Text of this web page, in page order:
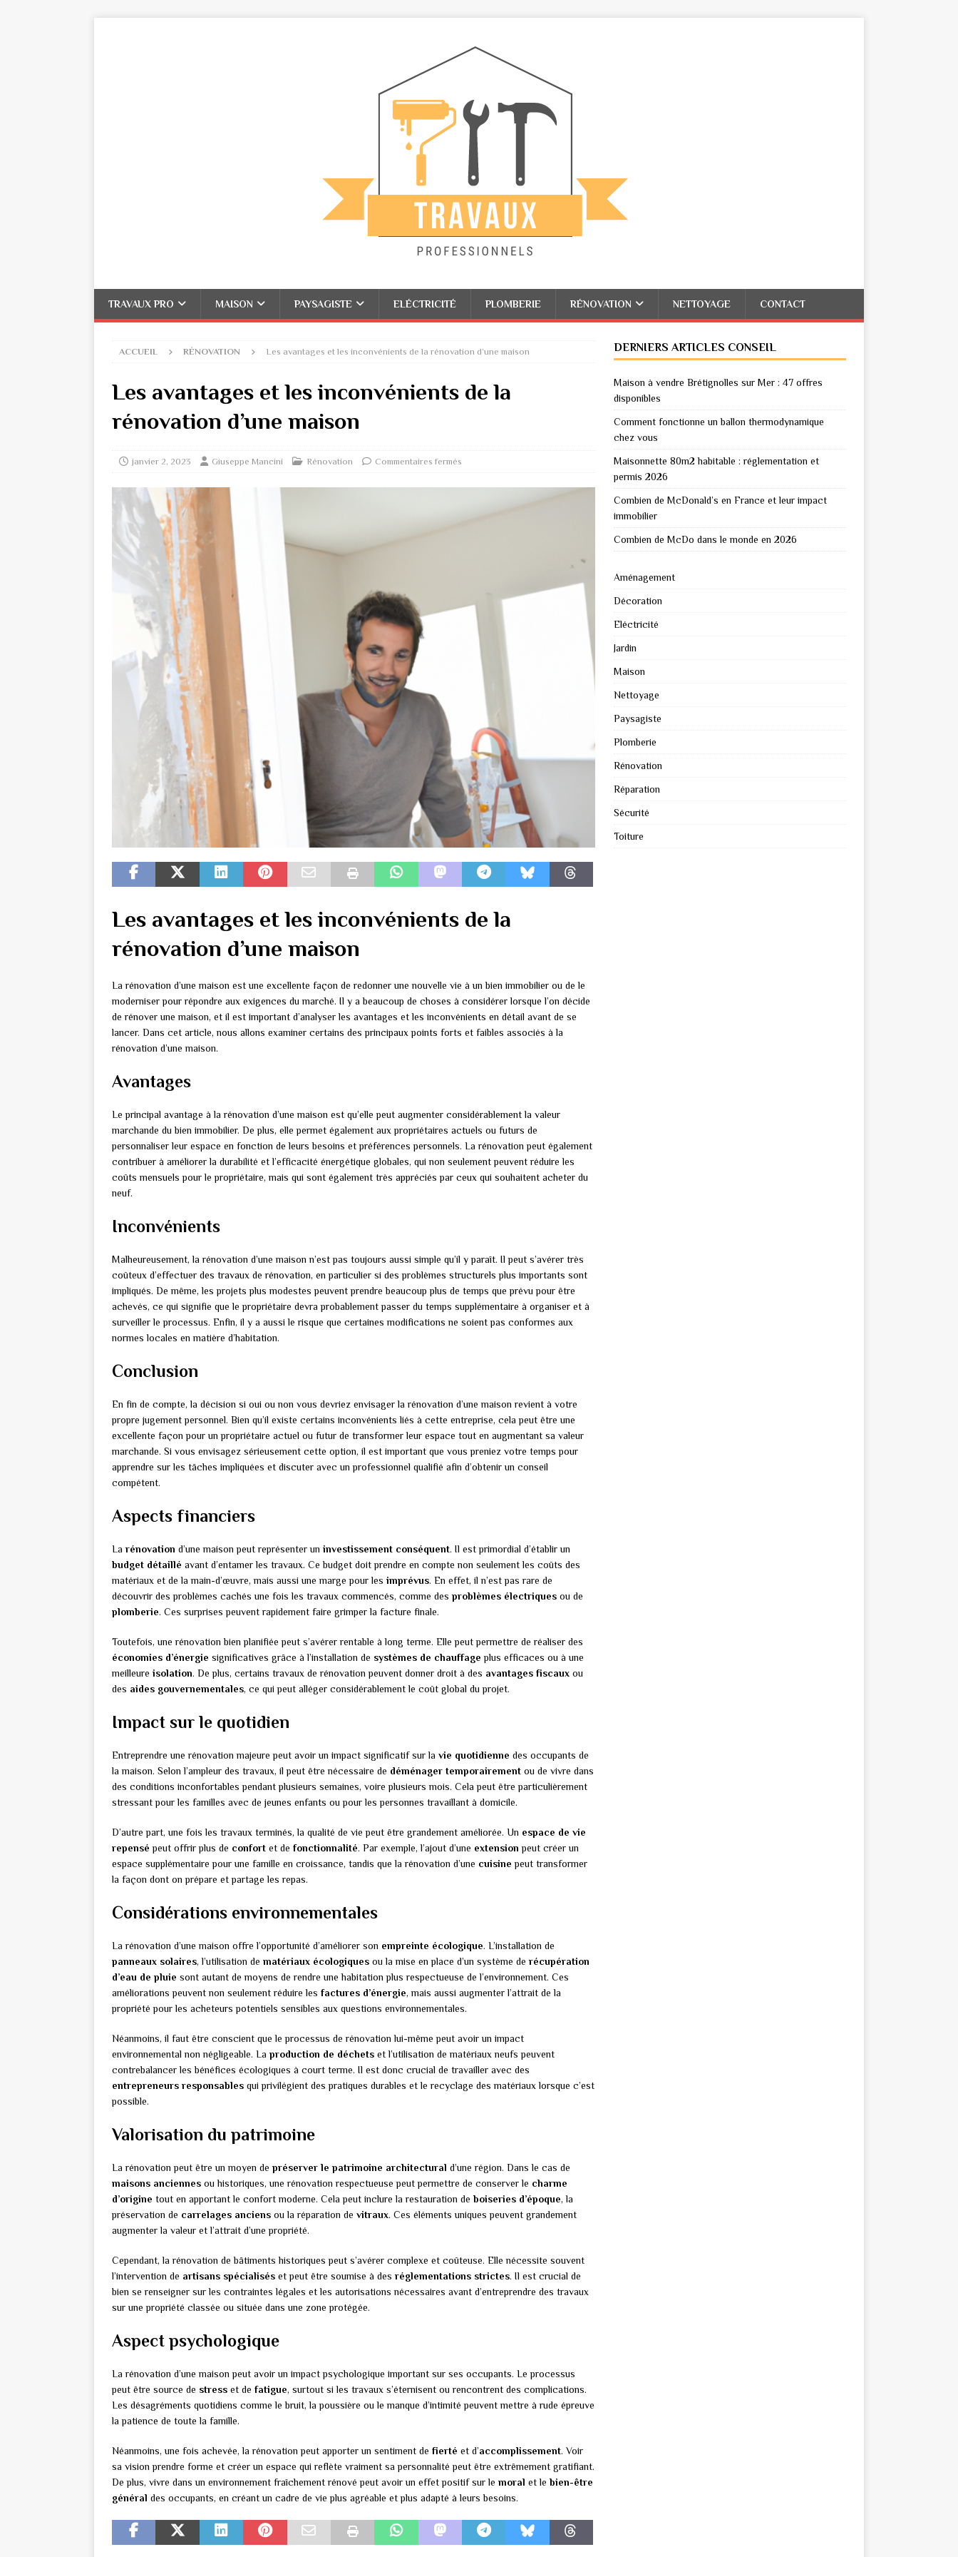
TRAVAUX PRO MAISON PAYSAGISTE ELÉCTRICITÉ PLOMBERIE RÉNOVATION NETTOYAGE CONTACT
ACCUEIL RÉNOVATION Les avantages et les inconvénients de la rénovation d’une maison
Les avantages et les inconvénients de la
rénovation d’une maison
janvier 2, 2023 Giuseppe Mancini Rénovation Commentaires fermés
Les avantages et les inconvénients de la
rénovation d’une maison
La rénovation d’une maison est une excellente façon de redonner une nouvelle vie à un bien immobilier ou de le
moderniser pour répondre aux exigences du marché. Il y a beaucoup de choses à considérer lorsque l’on décide
de rénover une maison, et il est important d’analyser les avantages et les inconvénients en détail avant de se
lancer. Dans cet article, nous allons examiner certains des principaux points forts et faibles associés à la
rénovation d’une maison.
Avantages
Le principal avantage à la rénovation d’une maison est qu’elle peut augmenter considérablement la valeur
marchande du bien immobilier. De plus, elle permet également aux propriétaires actuels ou futurs de
personnaliser leur espace en fonction de leurs besoins et préférences personnels. La rénovation peut également
contribuer à améliorer la durabilité et l’efficacité énergétique globales, qui non seulement peuvent réduire les
coûts mensuels pour le propriétaire, mais qui sont également très appréciés par ceux qui souhaitent acheter du
neuf.
Inconvénients
Malheureusement, la rénovation d’une maison n’est pas toujours aussi simple qu’il y paraît. Il peut s’avérer très
coûteux d’effectuer des travaux de rénovation, en particulier si des problèmes structurels plus importants sont
impliqués. De même, les projets plus modestes peuvent prendre beaucoup plus de temps que prévu pour être
achevés, ce qui signifie que le propriétaire devra probablement passer du temps supplémentaire à organiser et à
surveiller le processus. Enfin, il y a aussi le risque que certaines modifications ne soient pas conformes aux
normes locales en matière d’habitation.
Conclusion
En fin de compte, la décision si oui ou non vous devriez envisager la rénovation d’une maison revient à votre
propre jugement personnel. Bien qu’il existe certains inconvénients liés à cette entreprise, cela peut être une
excellente façon pour un propriétaire actuel ou futur de transformer leur espace tout en augmentant sa valeur
marchande. Si vous envisagez sérieusement cette option, il est important que vous preniez votre temps pour
apprendre sur les tâches impliquées et discuter avec un professionnel qualifié afin d’obtenir un conseil
compétent.
Aspects financiers
La rénovation d’une maison peut représenter un investissement conséquent. Il est primordial d’établir un
budget détaillé avant d’entamer les travaux. Ce budget doit prendre en compte non seulement les coûts des
matériaux et de la main-d’œuvre, mais aussi une marge pour les imprévus. En effet, il n’est pas rare de
découvrir des problèmes cachés une fois les travaux commencés, comme des problèmes électriques ou de
plomberie. Ces surprises peuvent rapidement faire grimper la facture finale.
Toutefois, une rénovation bien planifiée peut s’avérer rentable à long terme. Elle peut permettre de réaliser des
économies d’énergie significatives grâce à l’installation de systèmes de chauffage plus efficaces ou à une
meilleure isolation. De plus, certains travaux de rénovation peuvent donner droit à des avantages fiscaux ou
des aides gouvernementales, ce qui peut alléger considérablement le coût global du projet.
Impact sur le quotidien
Entreprendre une rénovation majeure peut avoir un impact significatif sur la vie quotidienne des occupants de
la maison. Selon l’ampleur des travaux, il peut être nécessaire de déménager temporairement ou de vivre dans
des conditions inconfortables pendant plusieurs semaines, voire plusieurs mois. Cela peut être particulièrement
stressant pour les familles avec de jeunes enfants ou pour les personnes travaillant à domicile.
D’autre part, une fois les travaux terminés, la qualité de vie peut être grandement améliorée. Un espace de vie
repensé peut offrir plus de confort et de fonctionnalité. Par exemple, l’ajout d’une extension peut créer un
espace supplémentaire pour une famille en croissance, tandis que la rénovation d’une cuisine peut transformer
la façon dont on prépare et partage les repas.
Considérations environnementales
La rénovation d’une maison offre l’opportunité d’améliorer son empreinte écologique. L’installation de
panneaux solaires, l’utilisation de matériaux écologiques ou la mise en place d’un système de récupération
d’eau de pluie sont autant de moyens de rendre une habitation plus respectueuse de l’environnement. Ces
améliorations peuvent non seulement réduire les factures d’énergie, mais aussi augmenter l’attrait de la
propriété pour les acheteurs potentiels sensibles aux questions environnementales.
Néanmoins, il faut être conscient que le processus de rénovation lui-même peut avoir un impact
environnemental non négligeable. La production de déchets et l’utilisation de matériaux neufs peuvent
contrebalancer les bénéfices écologiques à court terme. Il est donc crucial de travailler avec des
entrepreneurs responsables qui privilégient des pratiques durables et le recyclage des matériaux lorsque c’est
possible.
Valorisation du patrimoine
La rénovation peut être un moyen de préserver le patrimoine architectural d’une région. Dans le cas de
maisons anciennes ou historiques, une rénovation respectueuse peut permettre de conserver le charme
d’origine tout en apportant le confort moderne. Cela peut inclure la restauration deboiseries d’époque, la
préservation de carrelages anciens ou la réparation de vitraux. Ces éléments uniques peuvent grandement
augmenter la valeur et l’attrait d’une propriété.
Cependant, la rénovation de bâtiments historiques peut s’avérer complexe et coûteuse. Elle nécessite souvent
l’intervention de artisans spécialisés et peut être soumise à des réglementations strictes. Il est crucial de
bien se renseigner sur les contraintes légales et les autorisations nécessaires avant d’entreprendre des travaux
sur une propriété classée ou située dans une zone protégée.
Aspect psychologique
La rénovation d’une maison peut avoir un impact psychologique important sur ses occupants. Le processus
peut être source de stress et de fatigue, surtout si les travaux s’éternisent ou rencontrent des complications.
Les désagréments quotidiens comme le bruit, la poussière ou le manque d’intimité peuvent mettre à rude épreuve
la patience de toute la famille.
Néanmoins, une fois achevée, la rénovation peut apporter un sentiment de fierté et d’accomplissement. Voir
sa vision prendre forme et créer un espace qui reflète vraiment sa personnalité peut être extrêmement gratifiant.
De plus, vivre dans un environnement fraîchement rénové peut avoir un effet positif sur le moral et lebien-être
général des occupants, en créant un cadre de vie plus agréable et plus adapté à leurs besoins.
DERNIERS ARTICLES CONSEIL
Maison à vendre Brétignolles sur Mer : 47 offres
disponibles
Comment fonctionne un ballon thermodynamique
chez vous
Maisonnette 80m2 habitable : réglementation et
permis 2026
Combien de McDonald’s en France et leur impact
immobilier
Combien de McDo dans le monde en 2026
Aménagement
Décoration
Eléctricité
Jardin
Maison
Nettoyage
Paysagiste
Plomberie
Rénovation
Réparation
Sécurité
Toiture